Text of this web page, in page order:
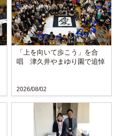
2026/08/02
「上を向いて歩こう」を合
唱 津久井やまゆり園で追悼